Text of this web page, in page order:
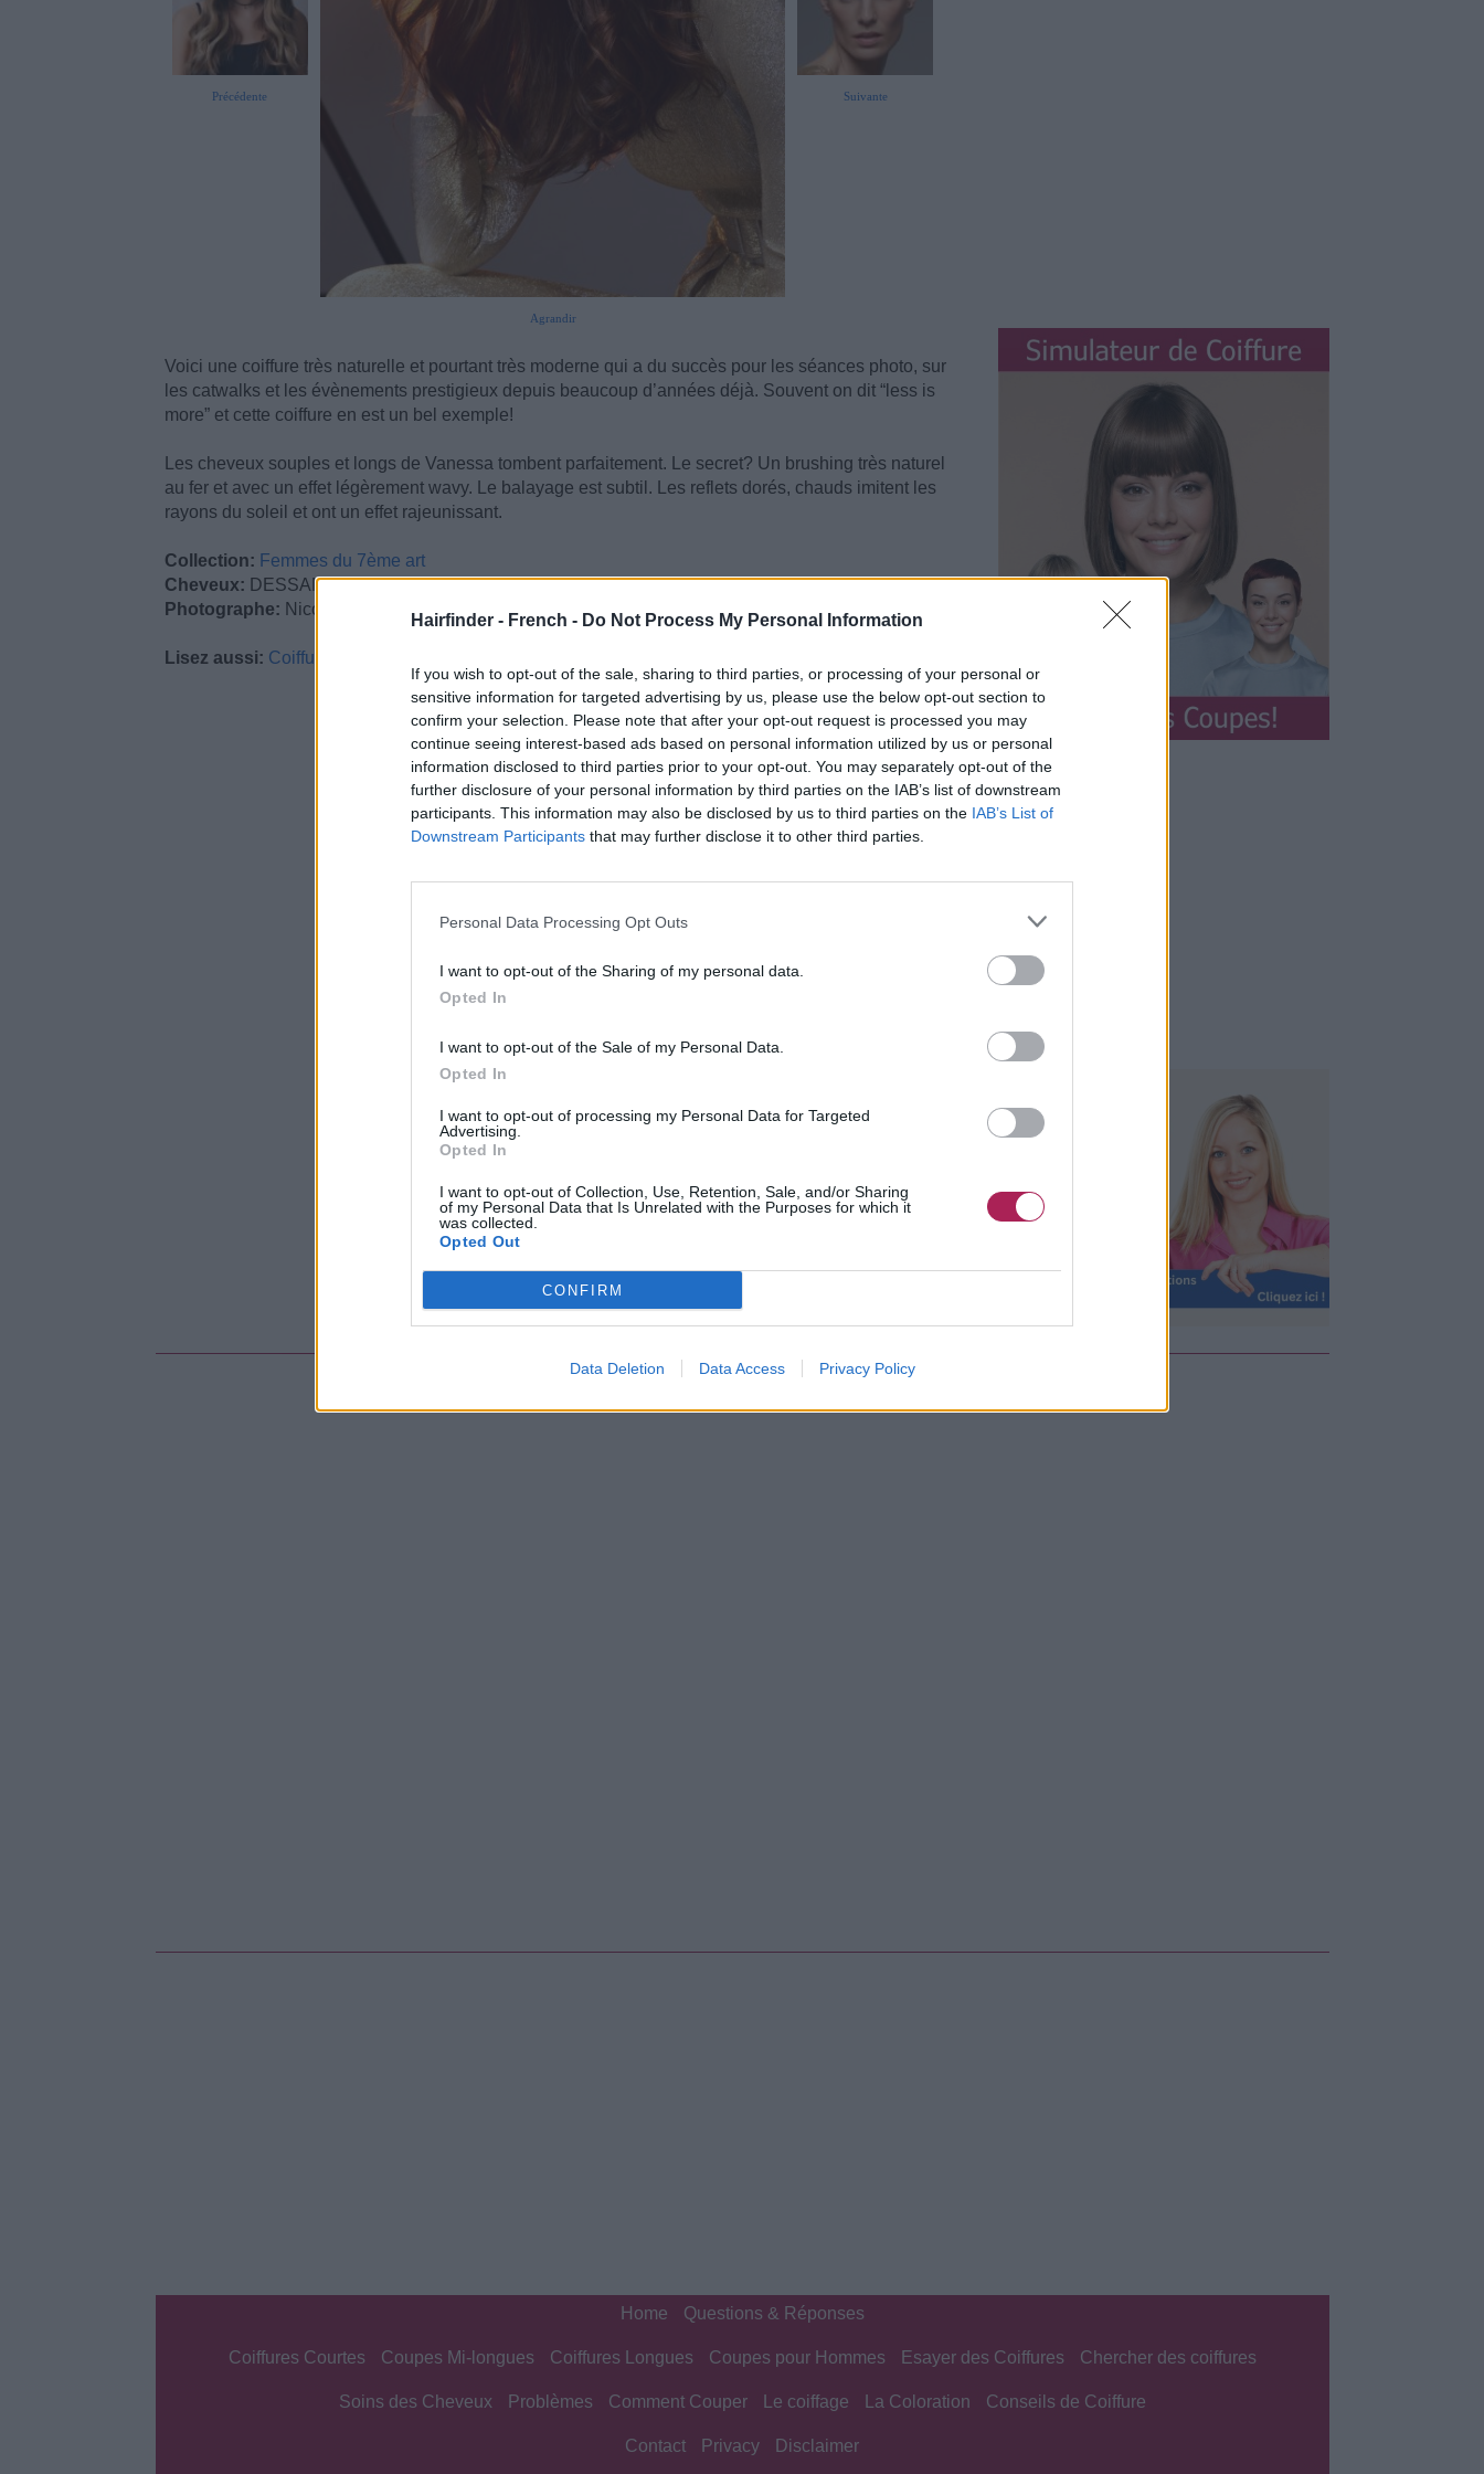
Hairfinder - French - Do Not Process My Personal Information
If you wish to opt-out of the sale, sharing to third parties, or processing of your personal or
sensitive information for targeted advertising by us, please use the below opt-out section to
confirm your selection. Please note that after your opt-out request is processed you may
continue seeing interest-based ads based on personal information utilized by us or personal
information disclosed to third parties prior to your opt-out. You may separately opt-out of the
further disclosure of your personal information by third parties on the IAB’s list of downstream
participants. This information may also be disclosed by us to third parties on the IAB’s List of
Downstream Participants that may further disclose it to other third parties.
Personal Data Processing Opt Outs
I want to opt-out of the Sharing of my personal data.
Opted In
I want to opt-out of the Sale of my Personal Data.
Opted In
I want to opt-out of processing my Personal Data for Targeted
Advertising.
Opted In
I want to opt-out of Collection, Use, Retention, Sale, and/or Sharing
of my Personal Data that Is Unrelated with the Purposes for which it
was collected.
Opted Out
CONFIRM
Data Deletion Data Access Privacy Policy
Précédente
Agrandir
Suivante
Voici une coiffure très naturelle et pourtant très moderne qui a du succès pour les séances photo, sur
les catwalks et les évènements prestigieux depuis beaucoup d’années déjà. Souvent on dit “less is
more” et cette coiffure en est un bel exemple!
Les cheveux souples et longs de Vanessa tombent parfaitement. Le secret? Un brushing très naturel
au fer et avec un effet légèrement wavy. Le balayage est subtil. Les reflets dorés, chauds imitent les
rayons du soleil et ont un effet rajeunissant.
Collection: Femmes du 7ème art
Cheveux: DESSANGE
Photographe: Nicolas Valois
Lisez aussi: Coiffures longues
Home Questions & Réponses
Coiffures Courtes Coupes Mi-longues Coiffures Longues Coupes pour Hommes Esayer des Coiffures Chercher des coiffures
Soins des Cheveux Problèmes Comment Couper Le coiffage La Coloration Conseils de Coiffure
Contact Privacy Disclaimer